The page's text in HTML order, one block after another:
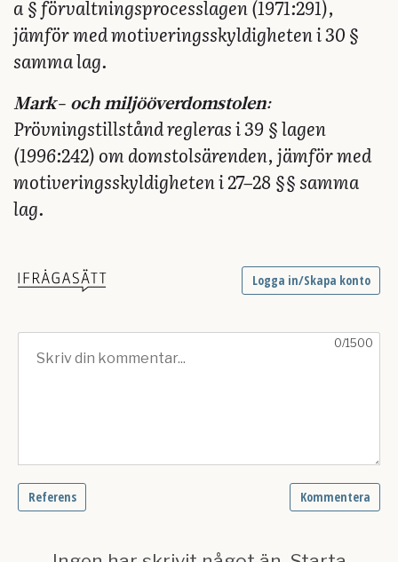
a § förvaltningsprocesslagen (1971:291),
jämför med motiveringsskyldigheten i 30 §
samma lag.
Mark- och miljööverdomstolen:
Prövningstillstånd regleras i 39 § lagen
(1996:242) om domstolsärenden, jämför med
motiveringsskyldigheten i 27–28 §§ samma
lag.